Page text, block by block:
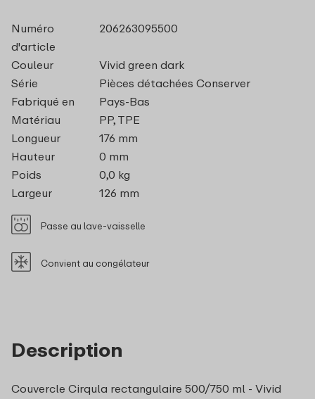
Description
Couvercle Cirqula rectangulaire 500/750 ml - Vivid
Numéro
d'article
206263095500
Couleur
Vivid green dark
Série
Pièces détachées Conserver
Fabriqué en
Pays-Bas
Matériau
PP, TPE
Longueur
176 mm
Hauteur
0 mm
Poids
0,0 kg
Largeur
126 mm
Passe au lave-vaisselle
Convient au congélateur